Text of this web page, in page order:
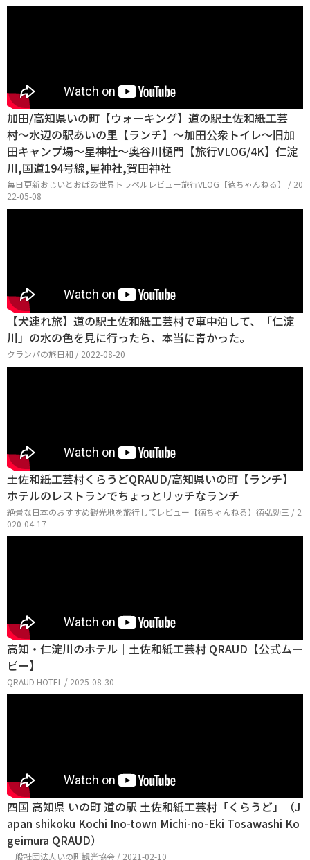
加田/高知県いの町【ウォーキング】道の駅土佐和紙工芸
村〜水辺の駅あいの里【ランチ】〜加田公衆トイレ〜旧加
田キャンプ場〜星神社〜奥谷川樋門【旅行VLOG/4K】仁淀
川,国道194号線,星神社,賀田神社
毎日更新おじいとおばあ世界トラベルレビュー旅行VLOG【徳ちゃんねる】 / 20
22-05-08
【犬連れ旅】道の駅土佐和紙工芸村で車中泊して、「仁淀
川」の水の色を見に行ったら、本当に青かった。
クランパの旅日和 / 2022-08-20
土佐和紙工芸村くらうどQRAUD/高知県いの町【ランチ】
ホテルのレストランでちょっとリッチなランチ
絶景な日本のおすすめ観光地を旅行してレビュー【徳ちゃんねる】徳弘効三 / 2
020-04-17
高知・仁淀川のホテル｜土佐和紙工芸村 QRAUD【公式ムー
ビー】
QRAUD HOTEL / 2025-08-30
四国 高知県 いの町 道の駅 土佐和紙工芸村「くらうど」（J
apan shikoku Kochi Ino-town Michi-no-Eki Tosawashi Ko
geimura QRAUD）
一般社団法人いの町観光協会 / 2021-02-10